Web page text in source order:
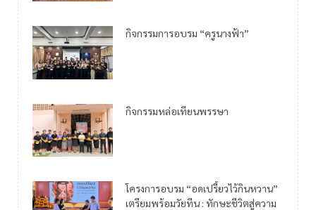
กิจกรรมการอบรม “ครูนางฟ้า”
กิจกรรมหล่อเทียนพรรษา
โครงการอบรม “อดเปรี้ยวไว้กินหวาน”
เตรียมพร้อมวัยทีน : ทักษะชีวิตสู่ความ